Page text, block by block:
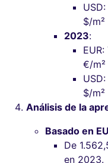
$/m²
2023:
€/m²
$/m²
Análisis de la
Basado en
De
en 2023.